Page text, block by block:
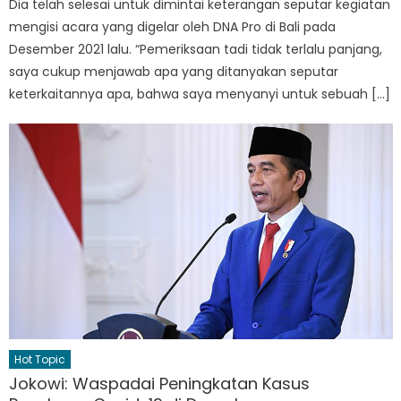
Dia telah selesai untuk dimintai keterangan seputar kegiatan
mengisi acara yang digelar oleh DNA Pro di Bali pada
Desember 2021 lalu. “Pemeriksaan tadi tidak terlalu panjang,
saya cukup menjawab apa yang ditanyakan seputar
keterkaitannya apa, bahwa saya menyanyi untuk sebuah […]
Hot Topic
Jokowi: Waspadai Peningkatan Kasus